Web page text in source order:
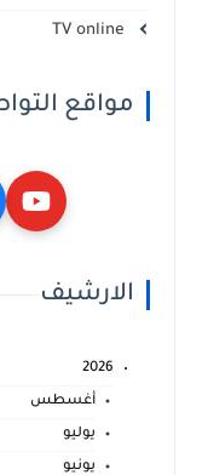
مواقع
الارشيف
2026
أغسطس
يوليو
يونيو